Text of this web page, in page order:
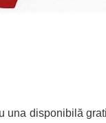
una disponibilă